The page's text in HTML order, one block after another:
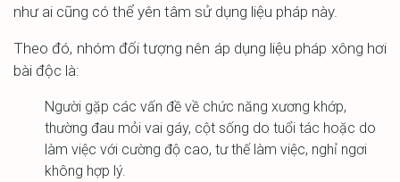
như ai cũng có thể yên tâm sử dụng liệu pháp này.
Theo đó, nhóm đối tượng nên áp dụng liệu pháp xông hơi
bài độc là:
Người gặp các vấn đề về chức năng xương khớp,
thường đau mỏi vai gáy, cột sống do tuổi tác hoặc do
làm việc với cường độ cao, tư thế làm việc, nghỉ ngơi
không hợp lý.